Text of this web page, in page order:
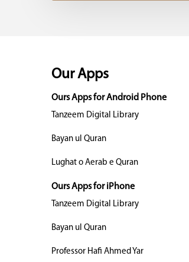
Our Apps
Ours Apps for Android Phone
Tanzeem Digital Library
Bayan ul Quran
Lughat o Aerab e Quran
Ours Apps for iPhone
Tanzeem Digital Library
Bayan ul Quran
Professor Hafi Ahmed Yar